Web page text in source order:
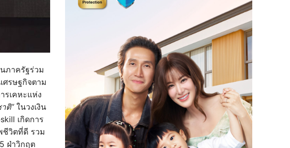
ภาครัฐร่วม
ศรษฐกิจตาม
รเคหะแห่ง
ติ” ในวงเงิน
เกิดการ
ชีวิตที่ดี รวม
ฝ่าวิกฤต